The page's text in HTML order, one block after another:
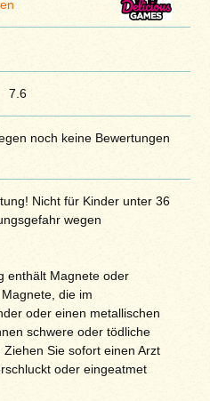
7.6
noch keine Bewertungen
Nicht für Kinder unter 36
wegen
enthält Magnete oder
die im
oder einen metallischen
schwere oder tödliche
Sie sofort einen Arzt
oder eingeatmet